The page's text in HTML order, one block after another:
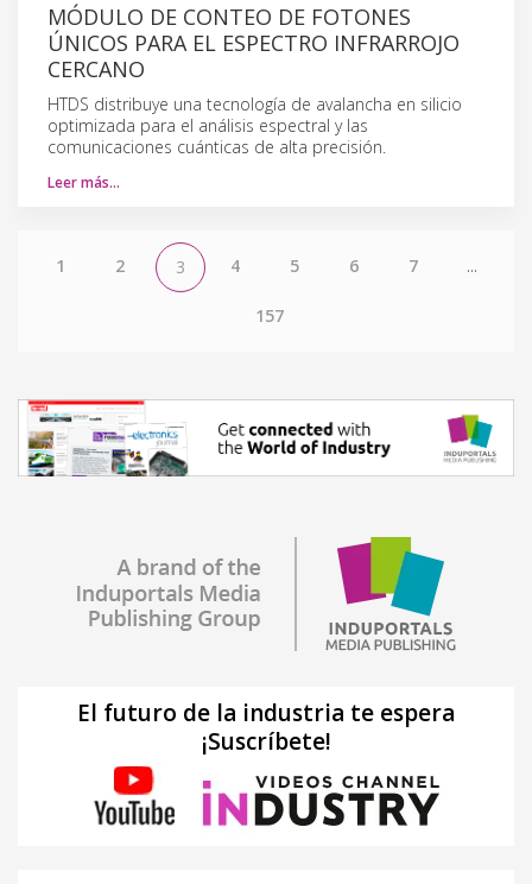
MÓDULO DE CONTEO DE FOTONES
ÚNICOS PARA EL ESPECTRO INFRARROJO
CERCANO
HTDS distribuye una tecnología de avalancha en silicio
optimizada para el análisis espectral y las
comunicaciones cuánticas de alta precisión.
Leer más…
1 2 3 4 5 6 7 ...
157
El futuro de la industria te espera
¡Suscríbete!